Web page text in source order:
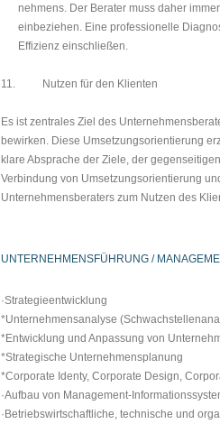
nehmens. Der Berater muss daher
einbeziehen. Eine professionelle
Effizienz einschließen.
11. Nutzen für den Klienten
Es ist zentrales Ziel des
bewirken. Diese Umsetzungs­orientierung
klare Absprache der Ziele, der
Verbindung von Umsetzungsorientierung
Unternehmensberaters zum Nutzen des
UNTERNEHMENSFÜHRUNG /
·Strategieentwicklung
*Unternehmensanalyse
*Entwicklung und Anpassung von
*Strategische Unternehmensplanung
*Corporate Identy, Corporate Design,
·Aufbau von Management-
·Betriebswirtschaftliche, technische und